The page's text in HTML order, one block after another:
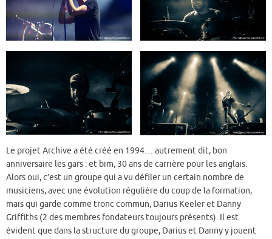
Le projet Archive a été créé en 1994… autrement dit, bon
anniversaire les gars : et bim, 30 ans de carrière pour les anglais.
Alors oui, c’est un groupe qui a vu défiler un certain nombre de
musiciens, avec une évolution régulière du coup de la formation,
mais qui garde comme tronc commun, Darius Keeler et Danny
Griffiths (2 des membres fondateurs toujours présents). Il est
évident que dans la structure du groupe, Darius et Danny y jouent